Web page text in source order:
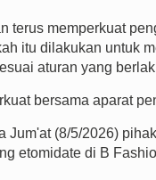
terus memperkuat
itu dilakukan untuk
aturan yang
bersama aparat
Jum'at (8/5/2026) pihak
etomidate di B